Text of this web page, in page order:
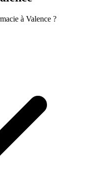
à Valence ?